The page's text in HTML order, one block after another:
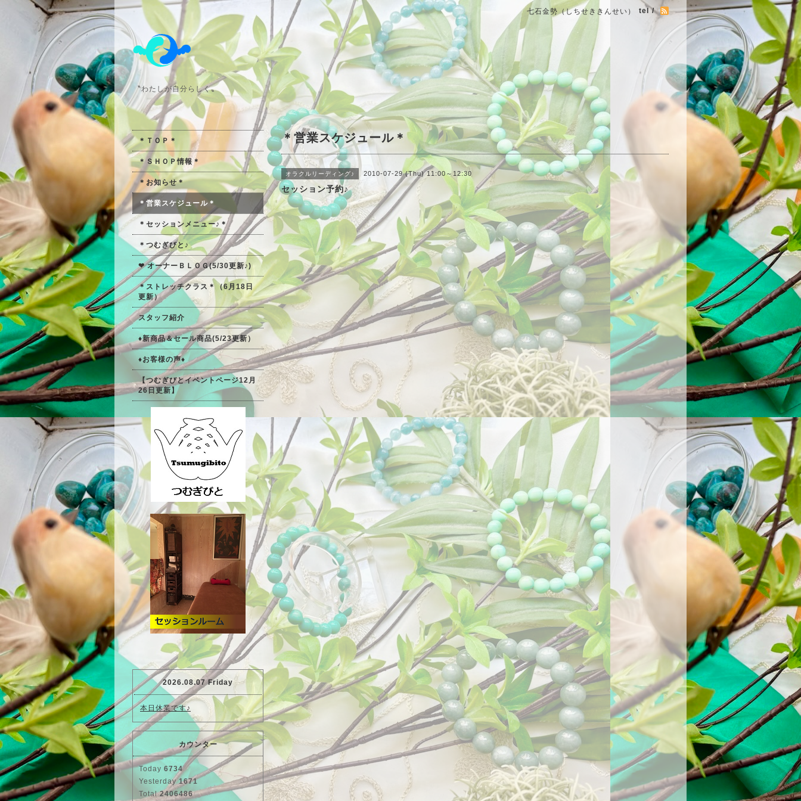
七石金勢（しちせききんせい） tel /
〝わたしが自分らしく〟
＊営業スケジュール＊
オラクルリーディング♪ 2010-07-29 (Thu) 11:00～12:30
セッション予約♪
＊ＴＯＰ＊
＊ＳＨＯＰ情報＊
＊お知らせ＊
＊営業スケジュール＊
＊セッションメニュー♪＊
＊つむぎびと♪
❤ オーナーＢＬＯＧ(5/30更新♪)
＊ストレッチクラス＊（6月18日
更新）
スタッフ紹介
♦新商品＆セール商品(5/23更新）
♦お客様の声♦
【つむぎびとイベントページ12月
26日更新】
2026.08.07 Friday
本日休業です♪
カウンター
Today 6734
Yesterday1671
Total2406486